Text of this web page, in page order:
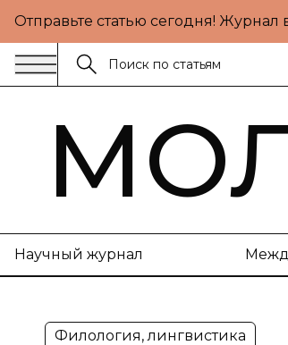
Отправьте статью сегодня! Журнал
Научный журнал
Филология, лингвистика